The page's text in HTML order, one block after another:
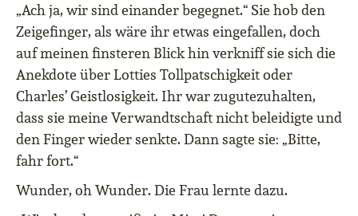
„Ach ja, wir sind einander begegnet.“ Sie hob den
Zeigefinger, als wäre ihr etwas eingefallen, doch
auf meinen finsteren Blick hin verkniff sie sich die
Anekdote über Lotties Tollpatschigkeit oder
Charles’ Geistlosigkeit. Ihr war zugutezuhalten,
dass sie meine Verwandtschaft nicht beleidigte und
den Finger wieder senkte. Dann sagte sie: „Bitte,
fahr fort.“
Wunder, oh Wunder. Die Frau lernte dazu.